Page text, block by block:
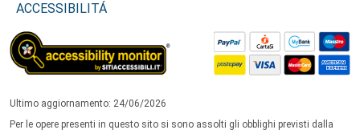
ACCESSIBILITÁ
Ultimo aggiornamento: 24/06/2026
Per le opere presenti in questo sito si sono assolti gli obblighi previsti dalla